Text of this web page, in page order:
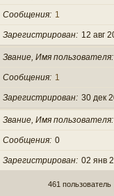
Сообщения 1
Зарегистрирован 12 авг
Звание, Имя пользователя
Сообщения 1
Зарегистрирован 30 дек
Звание, Имя пользователя
Сообщения 0
Зарегистрирован 02 янв
461 пользователь